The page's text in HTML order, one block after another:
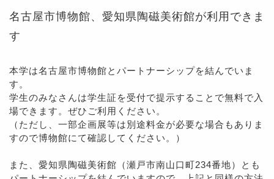
名古屋市博物館、愛知県陶磁美術館が利用できま
す
本学は名古屋市博物館とパートナーシップを結んでいま
す。
学生のみなさんは学生証を受付で提示することで無料で入
場できます。ぜひご利用ください。
（ただし、一部企画展等は別途料金が必要な場合もありま
すので博物館にて確認してください。）
また、愛知県陶磁美術館（瀬戸市南山口町234番地）とも